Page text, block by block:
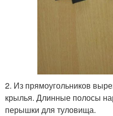
2. Из прямоугольников
крылья. Длинные полосы
перышки для туловища.